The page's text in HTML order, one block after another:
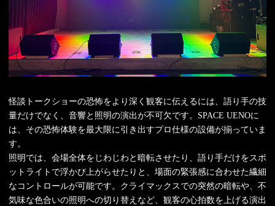
怪談トークショーの恐怖をより深く観客に伝えるには、語り手の技
量だけでなく、音響と照明の演出が不可欠です。SPACE UENOに
は、その恐怖体験を最大限に引き出すプロ仕様の設備が揃っていま
す。
照明では、会場全体をじわじわと暗転させたり、語り手だけをスポ
ットライトで浮かび上がらせたりと、場面の緊張感に合わせた繊細
なコントロールが可能です。クライマックスでの突然の暗転や、不
気味な色合いの照明への切り替えなど、観客の心拍数を上げる演出